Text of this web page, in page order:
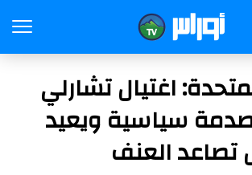
اغتيال تشارلي
صدمة سياسية ويعيد
تصاعد العنف